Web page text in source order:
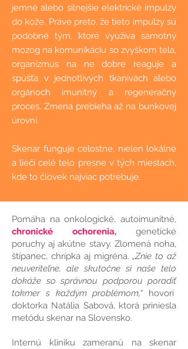
jemné alebo silnejšie elektrické impulzy
do kože. Práve preto, že tieto impulzy sú
podobné tým, ktoré využíva samotný
mozog na komunikáciu so zvyškom tela,
organizmus na ne dobre reaguje a
spúšťa v jednotlivých tkanivách alebo
orgánoch imunitný a regeneračný
proces. Zmena prebieha až na bunkovej
úrovni.
Skenar funguje celostne, nielen lokálne
a lieči celé telo presne v tých miestach,
kde to človek najviac potrebuje.
Pomáha na onkologické, autoimunitné,
chronické ochorenia, genetické
poruchy aj akútne stavy. Zlomená noha,
štípanec, chrípka aj migréna.„Znie to až
neuveriteľne, ale skutočne si naše telo
dokáže so správnou podporou poradiť
takmer s každým problémom,“ hovorí
doktorka Natália Sabová,ktorá priniesla
metódu skenar na Slovensko.
Internú kliniku zameranú na skenar